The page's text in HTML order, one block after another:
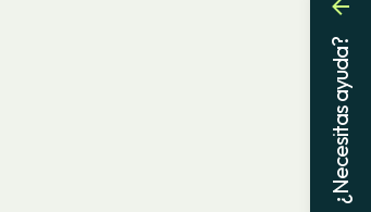
¿Necesitas ayuda?